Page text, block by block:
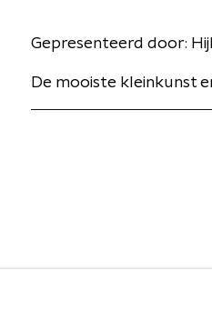
Gepresenteerd door:
De mooiste kleinkunst